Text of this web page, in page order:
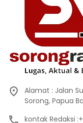
Alamat : Jalan
Sorong, Papua
kontak Redaksi